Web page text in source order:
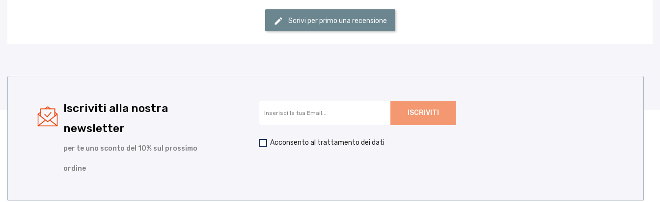
Scrivi per primo una recensione
Iscriviti alla nostra
newsletter
per te uno sconto del 10% sul prossimo
ordine
Acconsento al trattamento dei dati